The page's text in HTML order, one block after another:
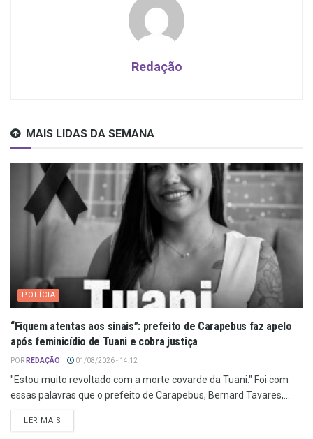
Redação
MAIS LIDAS DA SEMANA
POLÍCIA
“Fiquem atentas aos sinais”: prefeito de Carapebus faz apelo
após feminicídio de Tuani e cobra justiça
POR REDAÇÃO 01/08/2026 - 14:12
"Estou muito revoltado com a morte covarde da Tuani." Foi com
essas palavras que o prefeito de Carapebus, Bernard Tavares,...
LER MAIS